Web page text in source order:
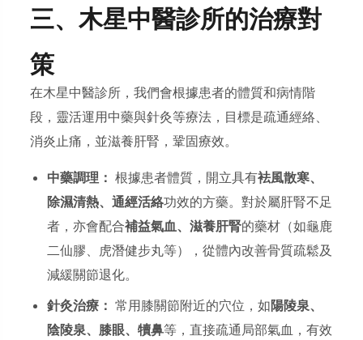
三、木星中醫診所的治療對
策
在木星中醫診所，我們會根據患者的體質和病情階
段，靈活運用中藥與針灸等療法，目標是疏通經絡、
消炎止痛，並滋養肝腎，鞏固療效。
中藥調理： 根據患者體質，開立具有袪風散寒、
除濕清熱、通經活絡功效的方藥。對於屬肝腎不足
者，亦會配合補益氣血、滋養肝腎的藥材（如龜鹿
二仙膠、虎潛健步丸等），從體內改善骨質疏鬆及
減緩關節退化。
針灸治療： 常用膝關節附近的穴位，如陽陵泉、
陰陵泉、膝眼、犢鼻等，直接疏通局部氣血，有效